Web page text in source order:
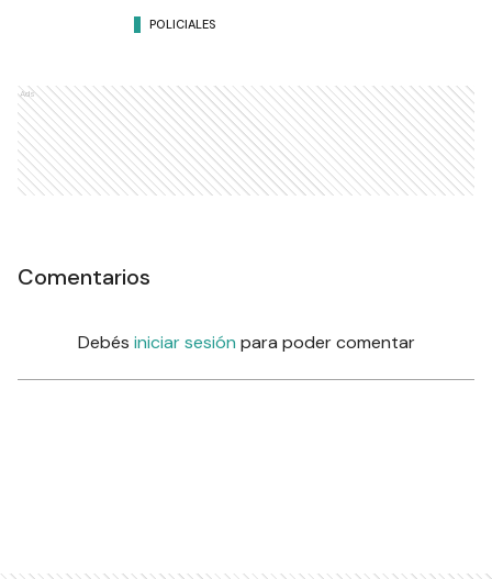
POLICIALES
Ads
Comentarios
Debés iniciar sesión para poder comentar